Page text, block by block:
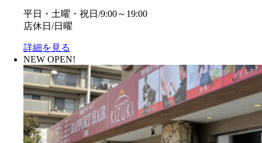
平日・土曜・祝日/9:00～19:00
店休日/日曜
詳細を見る
NEW OPEN!